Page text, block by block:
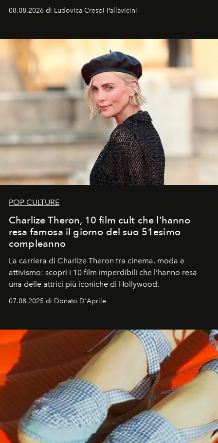
favorevole della Luna nuova in Leone del 12 agosto,
ideale per la notte delle Perseidi.
08.08.2026 di Ludovica Crespi-Pallavicini
POP CULTURE
Charlize Theron, 10 film cult che l'hanno
resa famosa il giorno del suo 51esimo
compleanno
La carriera di Charlize Theron tra cinema, moda e
attivismo: scopri i 10 film imperdibili che l’hanno resa
una delle attrici più iconiche di Hollywood.
07.08.2025 di Donato D'Aprile